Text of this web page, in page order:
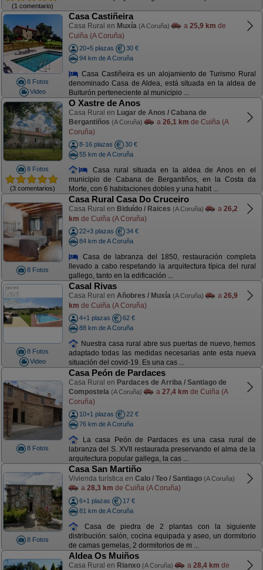
(1 comentario)
8 Fotos
Video
Casa Castiñeira
Casa Rural en Muxía (A Coruña) a 25,9 km de
Cuiña (A Coruña)
20+5 plazas
30 €
94 km de A Coruña
Casa Castiñeira es un alojamiento de Turismo Rural
denominado Casa de Aldea, está situada en la aldea de
Buiturón perteneciente al municipio ...
8 Fotos
(3 comentarios)
O Xastre de Anos
Casa Rural en Lugar de Anos / Cabana de
Bergantiños (A Coruña) a 26,1 km de Cuiña (A
Coruña)
8-16 plazas
30 €
55 km de A Coruña
Casa rural situada en la aldea de Anos en el
municipio de Cabana de Bergantiños, en la Costa da
Morte, con 6 habitaciones dobles y una habit ...
8 Fotos
Casa Rural Casa Do Cruceiro
Casa Rural en Biduído / Raices (A Coruña) a 26,2
km de Cuiña (A Coruña)
22+3 plazas
34 €
84 km de A Coruña
Casa de labranza del 1850, restauración completa
llevado a cabo respetando la arquitectura típica del rural
gallego, tanto en la edificación ...
8 Fotos
Video
Casal Rivas
Casa Rural en Añobres / Muxía (A Coruña) a 26,9
km de Cuiña (A Coruña)
4+1 plazas
62 €
88 km de A Coruña
Nuestra casa rural abre sus puertas de nuevo, hemos
adaptado todas las medidas necesarias ante esta nueva
situación del covid-19. Es una cas ...
8 Fotos
Casa Peón de Pardaces
Casa Rural en Pardaces de Arriba / Santiago de
Compostela (A Coruña) a 27,4 km de Cuiña (A
Coruña)
10+1 plazas
22 €
76 km de A Coruña
La casa Peón de Pardaces es una casa rural de
labranza del S. XVII restaurada preservando el alma de la
arquitectura popular gallega, la cas ...
8 Fotos
Casa San Martiño
Vivienda turística en Calo / Teo / Santiago (A Coruña)
a 28,3 km de Cuiña (A Coruña)
6+1 plazas
17 €
81 km de A Coruña
Casa de piedra de 2 plantas con la siguiente
distribución: salón, cocina equipada y aseo, un dormitorio
de camas gemelas, 2 dormitorios de m ...
Aldea Os Muiños
Casa Rural en Rianxo (A Coruña) a 28,4 km de